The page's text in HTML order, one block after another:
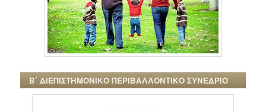
Β΄ ΔΙΕΠΙΣΤΗΜΟΝΙΚΟ ΠΕΡΙΒΑΛΛΟΝΤΙΚΟ ΣΥΝΕΔΡΙΟ